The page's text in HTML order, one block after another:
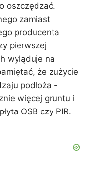
oszczędzać.
zamiast
producenta
pierwszej
wyląduje na
że zużycie
podłoża -
więcej gruntu i
OSB czy PIR.